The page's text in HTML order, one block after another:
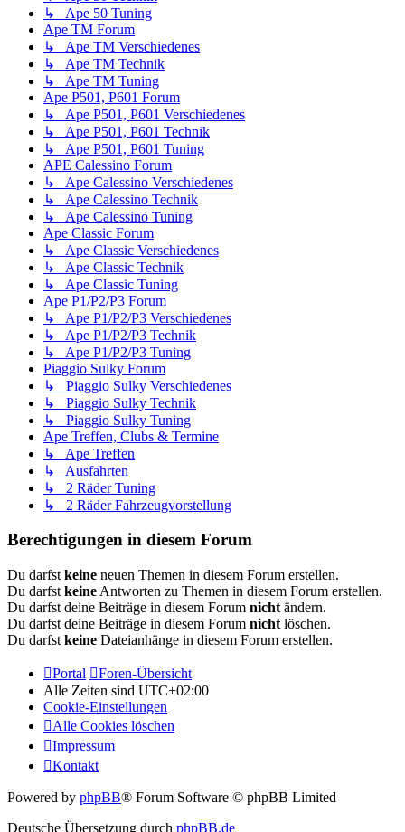
↳ Ape 50 Tuning
Ape TM Forum
↳ Ape TM Verschiedenes
↳ Ape TM Technik
↳ Ape TM Tuning
Ape P501, P601 Forum
↳ Ape P501, P601 Verschiedenes
↳ Ape P501, P601 Technik
↳ Ape P501, P601 Tuning
APE Calessino Forum
↳ Ape Calessino Verschiedenes
↳ Ape Calessino Technik
↳ Ape Calessino Tuning
Ape Classic Forum
↳ Ape Classic Verschiedenes
↳ Ape Classic Technik
↳ Ape Classic Tuning
Ape P1/P2/P3 Forum
↳ Ape P1/P2/P3 Verschiedenes
↳ Ape P1/P2/P3 Technik
↳ Ape P1/P2/P3 Tuning
Piaggio Sulky Forum
↳ Piaggio Sulky Verschiedenes
↳ Piaggio Sulky Technik
↳ Piaggio Sulky Tuning
Ape Treffen, Clubs & Termine
↳ Ape Treffen
↳ Ausfahrten
↳ 2 Räder Tuning
↳ 2 Räder Fahrzeugvorstellung
Berechtigungen in diesem Forum
Du darfst keine neuen Themen in diesem Forum erstellen.
Du darfst keine Antworten zu Themen in diesem Forum erstellen.
Du darfst deine Beiträge in diesem Forum nicht ändern.
Du darfst deine Beiträge in diesem Forum nicht löschen.
Du darfst keine Dateianhänge in diesem Forum erstellen.
Portal
Foren-Übersicht
Alle Zeiten sind UTC+02:00
Cookie-Einstellungen
Alle Cookies löschen
Impressum
Kontakt
Powered by phpBB® Forum Software © phpBB Limited
Deutsche Übersetzung durch phpBB.de